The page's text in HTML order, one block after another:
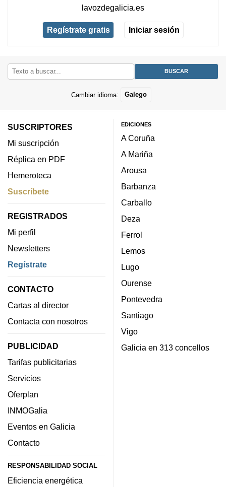
lavozdegalicia.es
Regístrate gratis Iniciar sesión
Cambiar idioma: Galego
SUSCRIPTORES
Mi suscripción
Réplica en PDF
Hemeroteca
Suscríbete
REGISTRADOS
Mi perfil
Newsletters
Regístrate
CONTACTO
Cartas al director
Contacta con nosotros
PUBLICIDAD
Tarifas publicitarias
Servicios
Oferplan
INMOGalia
Eventos en Galicia
Contacto
RESPONSABILIDAD SOCIAL
Eficiencia energética
EDICIONES
A Coruña
A Mariña
Arousa
Barbanza
Carballo
Deza
Ferrol
Lemos
Lugo
Ourense
Pontevedra
Santiago
Vigo
Galicia en 313 concellos